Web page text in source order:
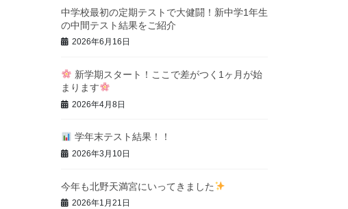
中学校最初の定期テストで大健闘！新中学1年生
の中間テスト結果をご紹介
2026年6月16日
新学期スタート！ここで差がつく1ヶ月が始
まります
2026年4月8日
学年末テスト結果！！
2026年3月10日
今年も北野天満宮にいってきました
2026年1月21日